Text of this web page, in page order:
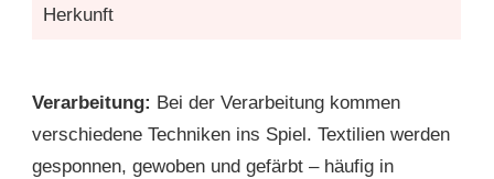
Herkunft
Verarbeitung: Bei der Verarbeitung kommen
verschiedene Techniken ins Spiel. Textilien werden
gesponnen, gewoben und gefärbt – häufig in